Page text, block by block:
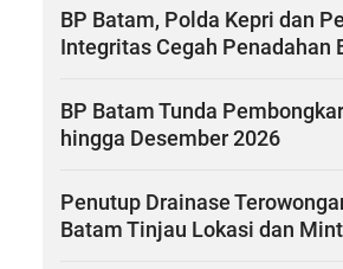
BP Batam, Polda Kepri dan
Integritas Cegah Penadahan
BP Batam Tunda
hingga Desember 2026
Penutup Drainase
Batam Tinjau Lokasi dan